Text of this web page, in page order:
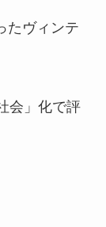
たヴィンテ
会」化で評